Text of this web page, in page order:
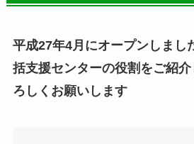
平成27年4月にオープンしまし
括支援センターの役割をご紹
ろしくお願いします